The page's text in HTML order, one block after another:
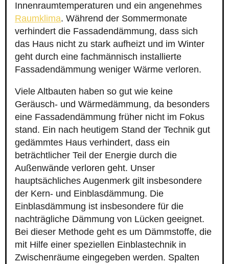
Innenraumtemperaturen und ein angenehmes
Raumklima. Während der Sommermonate
verhindert die Fassadendämmung, dass sich
das Haus nicht zu stark aufheizt und im Winter
geht durch eine fachmännisch installierte
Fassadendämmung weniger Wärme verloren.
Viele Altbauten haben so gut wie keine
Geräusch- und Wärmedämmung, da besonders
eine Fassadendämmung früher nicht im Fokus
stand. Ein nach heutigem Stand der Technik gut
gedämmtes Haus verhindert, dass ein
beträchtlicher Teil der Energie durch die
Außenwände verloren geht. Unser
hauptsächliches Augenmerk gilt insbesondere
der Kern- und Einblasdämmung. Die
Einblasdämmung ist insbesondere für die
nachträgliche Dämmung von Lücken geeignet.
Bei dieser Methode geht es um Dämmstoffe, die
mit Hilfe einer speziellen Einblastechnik in
Zwischenräume eingegeben werden. Spalten